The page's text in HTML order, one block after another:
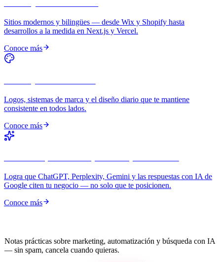
Sitios modernos y bilingües — desde Wix y Shopify hasta
desarrollos a la medida en Next.js y Vercel.
Conoce más
Logos, sistemas de marca y el diseño diario que te mantiene
consistente en todos lados.
Conoce más
Logra que ChatGPT, Perplexity, Gemini y las respuestas con IA de
Google citen tu negocio — no solo que te posicionen.
Conoce más
Notas prácticas sobre marketing, automatización y búsqueda con IA
— sin spam, cancela cuando quieras.